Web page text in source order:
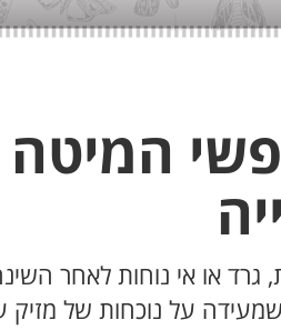
המיטה
או אי נוחות לאחר
על נוכחות של מזיק